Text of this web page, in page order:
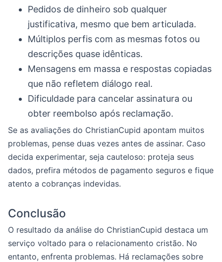
Pedidos de dinheiro sob qualquer
justificativa, mesmo que bem articulada.
Múltiplos perfis com as mesmas fotos ou
descrições quase idênticas.
Mensagens em massa e respostas copiadas
que não refletem diálogo real.
Dificuldade para cancelar assinatura ou
obter reembolso após reclamação.
Se as avaliações do ChristianCupid apontam muitos
problemas, pense duas vezes antes de assinar. Caso
decida experimentar, seja cauteloso: proteja seus
dados, prefira métodos de pagamento seguros e fique
atento a cobranças indevidas.
Conclusão
O resultado da análise do ChristianCupid destaca um
serviço voltado para o relacionamento cristão. No
entanto, enfrenta problemas. Há reclamações sobre